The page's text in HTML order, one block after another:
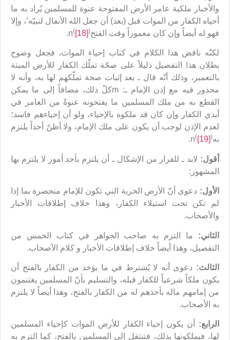
والأخبار ملكية عامر الأرض المفتوحة عنوة للمسلمين يُراد به ما
أحياه الكفار من الموات قبل (بعد) أن جعل الله الأنفال لنبيّه’، وإلا
فهو له أيضاً وإن كان معموراً وقت الفتحn
([18])
.
لكنّه ناقض هذا الكلام في كتاب إحياء الموات، فجعل وضوح
بطلان هذا التفصيل دليلاً على صحّة تملّك الكفار للأرض الميتة
بالتعمير، وذلك أنّه قال ـ بعد إثبات صحة تملّكهم لها به، وأنه لا
محذور فيه مع إذن الإمام ـ: mكلّ ذلك، مضافاً إلى ما يمكن
القطع به من ملك المسلمين ما يفتحونه عنوةً من العامر في
أيدي الكفار وإن كان قد ملكوه بالإحياء، ولو أن إحياءهم فاسد؛
لعدم الإذن لوجب أن يكون على ملك الإمام، ولا أظنّ أحداً يلتزم
بهn
([19])
.
أقول: لابد ـ للفرار من الإشكال ـ أن يلتزم بأحد أمور لا يلتزم بها
المشهور:
الأول: دعوى أنّ الأرض الخربة التي تكون للإمام منحصرة بما إذا
لم تكن تحت استيلاء الكفار، وهذا خلاف إطلاقات الأخبار
والأصحاب.
الثاني: ما التزم به صاحب الجواهر في كتاب الخمس من
التفصيل، وهذا أيضاً خلاف إطلاقات الأخبار و كلام الأصحاب.
الثالث: دعوى أنه لا يُشترط في ما يؤخذ من الكفار بالفتح أن
يكون ملكاً شرعياً للكفار قبله، والتسليم بأنّ المسلمين يغتنمون
من إمامهم ماله بأخذهم له من الكفار بالفتح، وهذا أيضاً لا يلتزم
به الأصحاب.
الرابع: أن يكون إحياء الكفار للأرض الموات كإحياء المسلمين
لها، فيملكونها بذلك، فتنتقل إلى المسلمين بالفتح، كما التزم به